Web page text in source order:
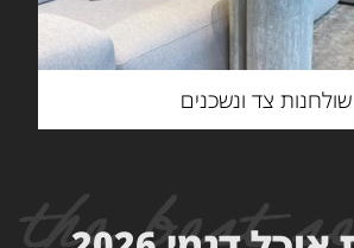
שולחנות צד ונשכנים